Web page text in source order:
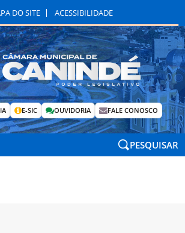
DO SITE ACESSIBILIDADE
E-SIC OUVIDORIA FALE CONOSCO
PESQUISAR